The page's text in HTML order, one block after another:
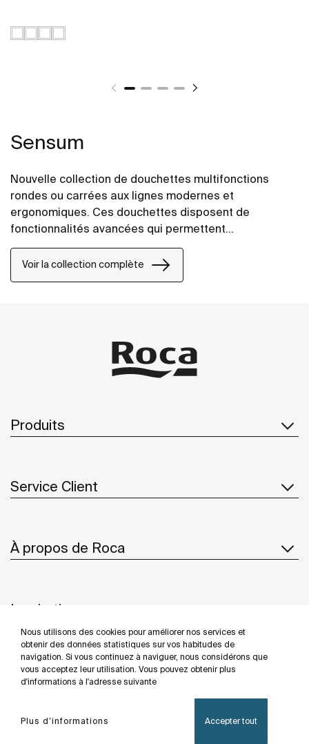
Nous utilisons des cookies pour améliorer nos services et
obtenir des données statistiques sur vos habitudes de
navigation. Si vous continuez à naviguer, nous considérons que
vous acceptez leur utilisation. Vous pouvez obtenir plus
d'informations à l'adresse suivante
Plus d’informations Accepter tout
Sensum
Nouvelle collection de douchettes multifonctions
rondes ou carrées aux lignes modernes et
ergonomiques. Ces douchettes disposent de
fonctionnalités avancées qui permettent
agréable.
Voir la collection complète
Produits
Service Client
À propos de Roca
Inspiration
Suivez-nous
Politique De Confidentialité
Mentions Légales